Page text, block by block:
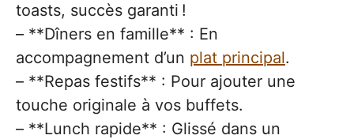
toasts, succès garanti !
– **Dîners en famille** : En
accompagnement d’un plat principal.
– **Repas festifs** : Pour ajouter une
touche originale à vos buffets.
– **Lunch rapide** : Glissé dans un